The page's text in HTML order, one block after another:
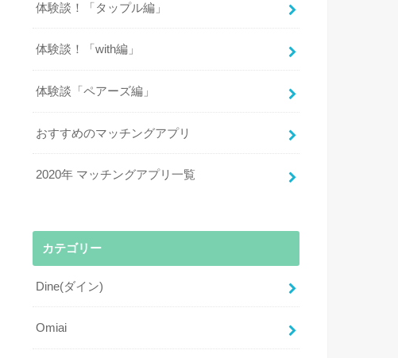
体験談！「タップル編」
体験談！「with編」
体験談「ペアーズ編」
おすすめのマッチングアプリ
2020年 マッチングアプリ一覧
カテゴリー
Dine(ダイン)
Omiai